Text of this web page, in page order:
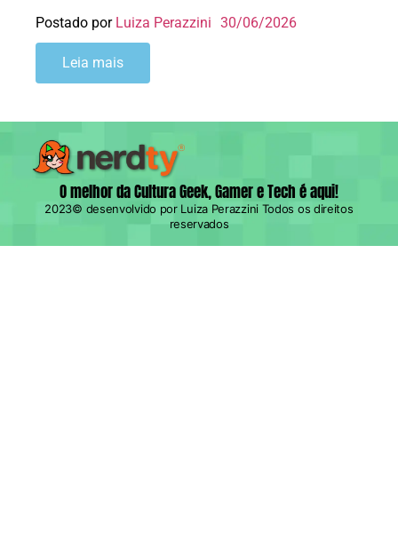
Postado por Luiza Perazzini 30/06/2026
Leia mais
O melhor da Cultura Geek, Gamer e Tech é aqui!
2023© desenvolvido por Luiza Perazzini Todos os direitos
reservados